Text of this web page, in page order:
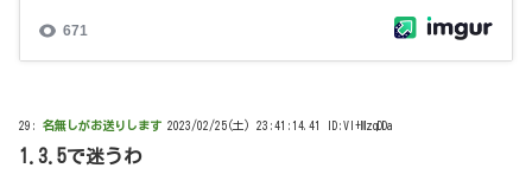
29: 名無しがお送りします 2023/02/25(土) 23:41:14.41 ID:Vl+MzqDDa
1.3.5で迷うわ